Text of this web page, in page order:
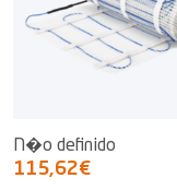
N�o definido
115,62€